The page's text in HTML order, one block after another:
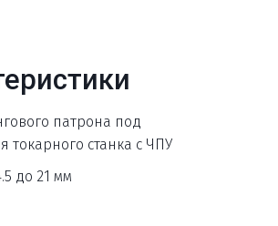
патрона под
станка с ЧПУ
до 21 мм